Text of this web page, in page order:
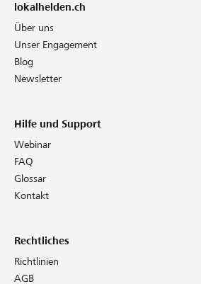
lokalhelden.ch
Über uns
Unser Engagement
Blog
Newsletter
Hilfe und Support
Webinar
FAQ
Glossar
Kontakt
Rechtliches
Richtlinien
AGB